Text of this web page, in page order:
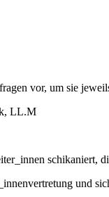
vor, um sie
LL.M
und